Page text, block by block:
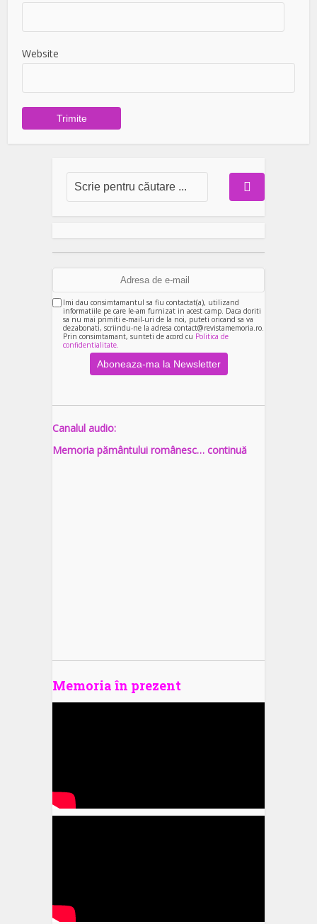
Website
Imi dau consimtamantul sa fiu contactat(a), utilizand
informatiile pe care le-am furnizat in acest camp. Daca doriti
sa nu mai primiti e-mail-uri de la noi, puteti oricand sa va
dezabonati, scriindu-ne la adresa contact@revistamemoria.ro.
Prin consimtamant, sunteti de acord cu Politica de
confidentialitate.
Canalul audio:
Memoria pământului românesc… continuă
Memoria în prezent